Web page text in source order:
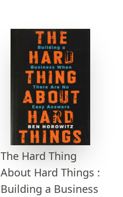
The Hard Thing
About Hard Things :
Building a Business